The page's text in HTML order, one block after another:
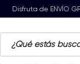
Disfruta de ENVÍO
¿Qué estás